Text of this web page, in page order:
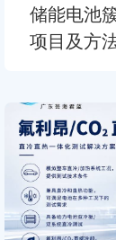
储能电池
项目及方